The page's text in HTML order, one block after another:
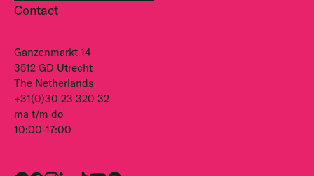
Contact
Ganzenmarkt 14
3512 GD Utrecht
The Netherlands
+31(0)30 23 320 32
ma t/m do
10:00-17:00